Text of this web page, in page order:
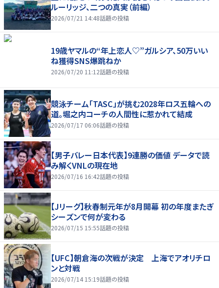
ルーリッジ、二つの真実（前編）
2026/07/21 14:48話題の投稿
19歳ヤマルの“年上恋人♡”ガルシア、50万いい
ね獲得SNS爆跳ねか
2026/07/20 11:12話題の投稿
競泳チーム「TASC」が挑む2028年ロス五輪への
道。堀之内コーチの人間性に惹かれて結成
2026/07/17 06:06話題の投稿
【男子バレー日本代表】9連勝の価値 データで読
み解くVNLの現在地
2026/07/16 16:42話題の投稿
【Jリーグ】秋春制元年が8月開幕 初の年度またぎ
シーズンで何が変わる
2026/07/15 15:55話題の投稿
【UFC】朝倉海の次戦が決定 上海でアオリチロ
ンと対戦
2026/07/14 15:19話題の投稿